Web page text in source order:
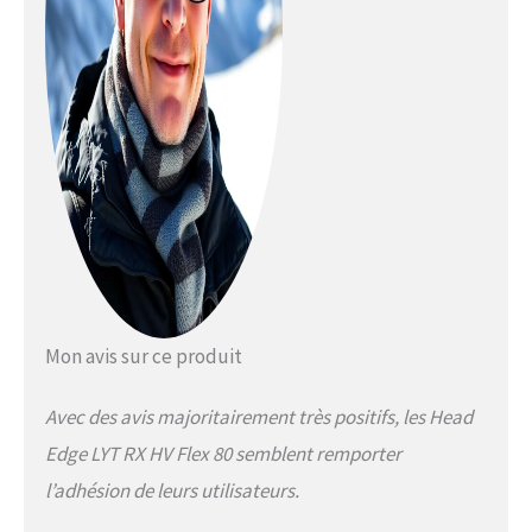
doublure en polaire et à
la forme anatomique qui
que la technologie Duo-
Flex intégrée augmente
la réactivité. La langue
et la coque ont
Mon avis sur ce produit
Avec des avis majoritairement très positifs, les Head
Edge LYT RX HV Flex 80 semblent remporter
l’adhésion de leurs utilisateurs.